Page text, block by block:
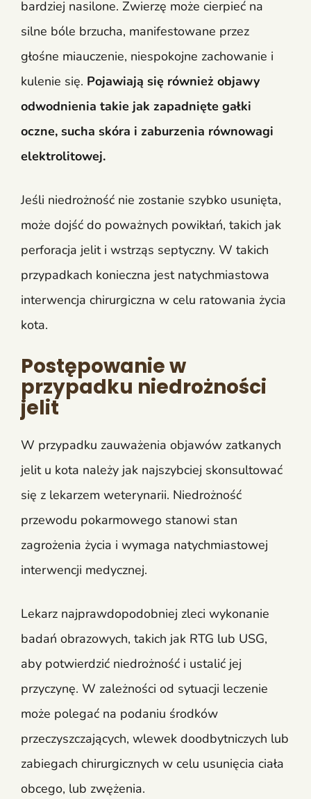
bardziej nasilone. Zwierzę może cierpieć na
silne bóle brzucha, manifestowane przez
głośne miauczenie, niespokojne zachowanie i
kulenie się. Pojawiają się również objawy
odwodnienia takie jak zapadnięte gałki
oczne, sucha skóra i zaburzenia równowagi
elektrolitowej.
Jeśli niedrożność nie zostanie szybko usunięta,
może dojść do poważnych powikłań, takich jak
perforacja jelit i wstrząs septyczny. W takich
przypadkach konieczna jest natychmiastowa
interwencja chirurgiczna w celu ratowania życia
kota.
Postępowanie w
przypadku niedrożności
jelit
W przypadku zauważenia objawów zatkanych
jelit u kota należy jak najszybciej skonsultować
się z lekarzem weterynarii. Niedrożność
przewodu pokarmowego stanowi stan
zagrożenia życia i wymaga natychmiastowej
interwencji medycznej.
Lekarz najprawdopodobniej zleci wykonanie
badań obrazowych, takich jak RTG lub USG,
aby potwierdzić niedrożność i ustalić jej
przyczynę. W zależności od sytuacji leczenie
może polegać na podaniu środków
przeczyszczających, wlewek doodbytniczych lub
zabiegach chirurgicznych w celu usunięcia ciała
obcego, lub zwężenia.